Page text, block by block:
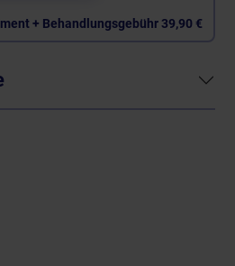
+ Behandlungsgebühr 39,90 €